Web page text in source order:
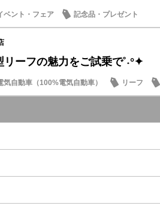
ベント・フェア 記念品・プレゼント
リーフの魅力をご試乗で˚˖°✦
気自動車（100%電気自動車）
リーフ
念品・プレゼント